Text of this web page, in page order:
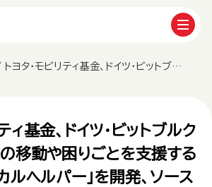
トヨタ・モビリティ基金、ドイツ・ビットブルク地域での住民の移動や困りごとを支援するアプリ、「ローカルヘルパー」を開発、ソースコードを公開
ィ基金、ドイツ・ビットブルク
移動や困りごとを支援する
ルヘルパー」を開発、ソース